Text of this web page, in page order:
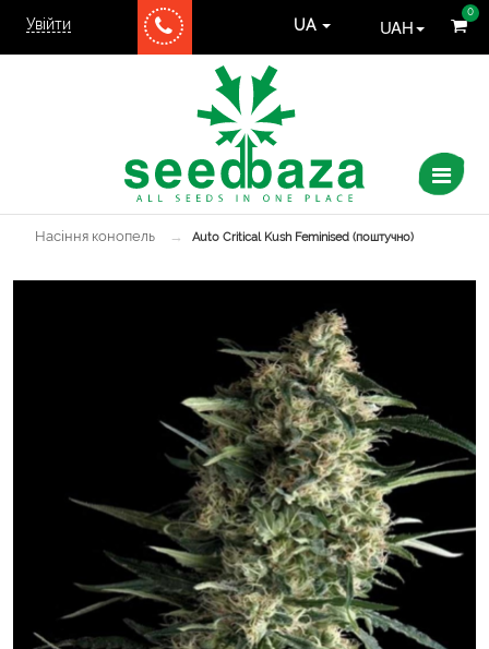
Увійти
0
UA UAH
Насіння конопель → Auto Critical Kush Feminised (поштучно)